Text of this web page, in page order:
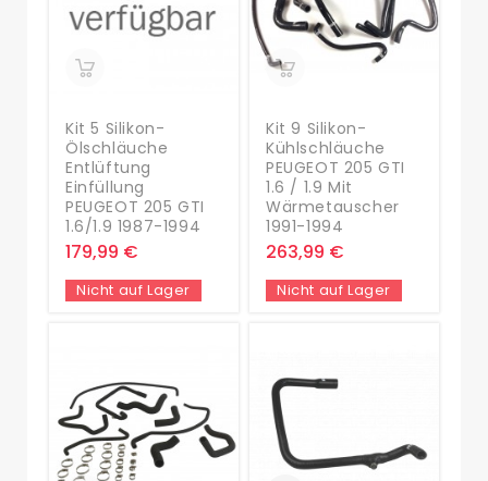
Kit 5 Silikon-
Ölschläuche
Entlüftung
Einfüllung
PEUGEOT 205 GTI
1.6/1.9 1987-1994
179,99 €
Nicht auf Lager
Kit 9 Silikon-
Kühlschläuche
PEUGEOT 205 GTI
1.6 / 1.9 Mit
Wärmetauscher
1991-1994
263,99 €
Nicht auf Lager